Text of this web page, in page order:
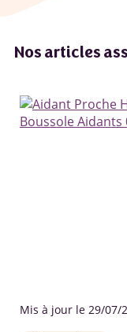
Nos articles
Mis à jour le 29/07/